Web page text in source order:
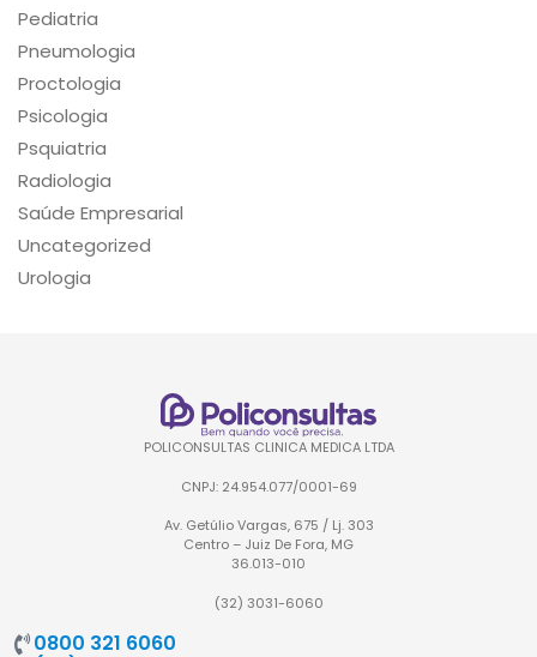
Pediatria
Pneumologia
Proctologia
Psicologia
Psquiatria
Radiologia
Saúde Empresarial
Uncategorized
Urologia
POLICONSULTAS CLINICA MEDICA LTDA
CNPJ: 24.954.077/0001-69
Av. Getúlio Vargas, 675 / Lj. 303
Centro – Juiz De Fora, MG
36.013-010
(32) 3031-6060
0800 321 6060